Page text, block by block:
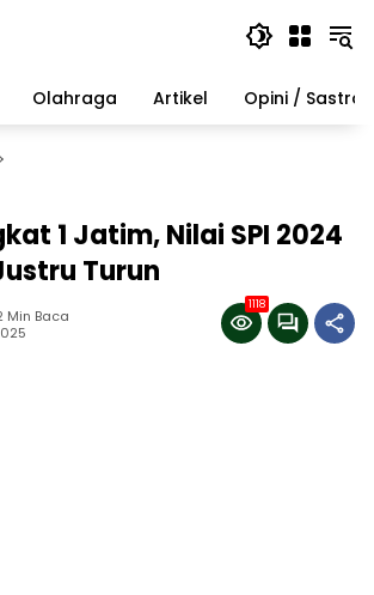
Olahraga Artikel Opini / Sastra
1 Jatim, Nilai SPI 2024
Turun
Min Baca
1118